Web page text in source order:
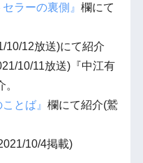
ラーの裏側』 欄にて
12放送)にて紹介
10/11放送)『中江有
とば』 欄にて紹介(鷲
10/4掲載)